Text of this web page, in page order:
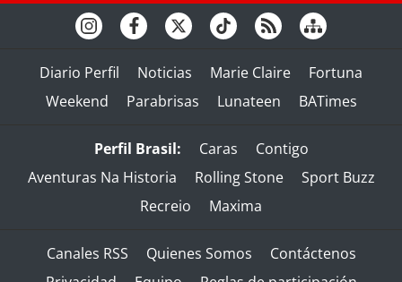
Diario Perfil Noticias Marie Claire
Fortuna
Weekend
Parabrisas Lunateen BATimes
Perfil Brasil: Caras
Contigo
Aventuras Na Historia
Rolling Stone
Sport Buzz
Recreio
Maxima
Canales RSS Quienes Somos
Contáctenos